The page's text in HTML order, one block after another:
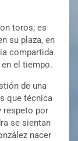
toros; es
su plaza, en
compartida
el tiempo.
de una
que técnica
respeto por
se sientan
nacer